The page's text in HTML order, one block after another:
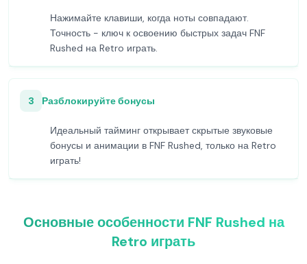
Нажимайте клавиши, когда ноты совпадают.
Точность - ключ к освоению быстрых задач FNF
Rushed на Retro играть.
3 Разблокируйте бонусы
Идеальный тайминг открывает скрытые звуковые
бонусы и анимации в FNF Rushed, только на Retro
играть!
Основные особенности FNF Rushed на
Retro играть